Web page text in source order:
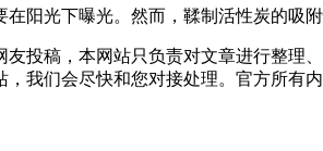
光下曝光。然而，鞣制活性炭的吸附
投稿，本网站只负责对文章进行整
我们会尽快和您对接处理。官方所有